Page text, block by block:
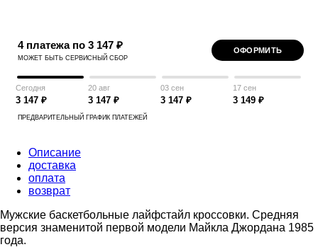
4 платежа по 3 147 ₽
МОЖЕТ БЫТЬ СЕРВИСНЫЙ СБОР
ОФОРМИТЬ
Сегодня
3 147 ₽
20 авг
3 147 ₽
03 сен
3 147 ₽
17 сен
3 149 ₽
ПРЕДВАРИТЕЛЬНЫЙ ГРАФИК ПЛАТЕЖЕЙ
Описание
доставка
оплата
возврат
Мужские баскетбольные лайфстайл кроссовки. Средняя
версия знаменитой первой модели Майкла Джордана 1985
года.